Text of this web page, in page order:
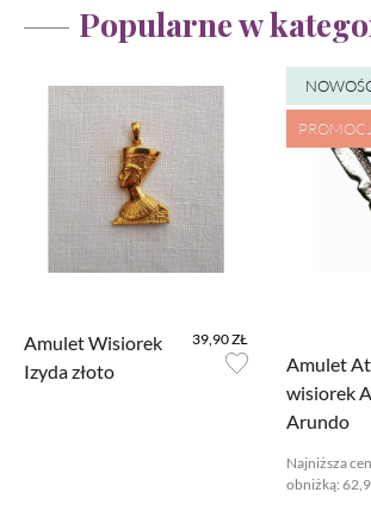
Popularne w
Amulet Wisiorek
Izyda złoto
39,90 ZŁ
Amulet
wisiorek
Arundo
Najniższa
obniżką:
administratora tej strony oraz dostawców
zasadach opisanych szczegółowo w
Jeżeli chcesz zaakceptować wszystkie
cookies, po prostu kliknij w przycisk poniżej.
AKCEPTUJĘ WSZYSTKIE